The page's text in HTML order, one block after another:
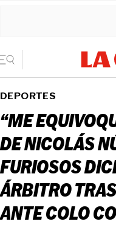
DEPORTES
“ME
DE NICOLÁS
FURIOSOS
ÁRBITRO
ANTE COLO